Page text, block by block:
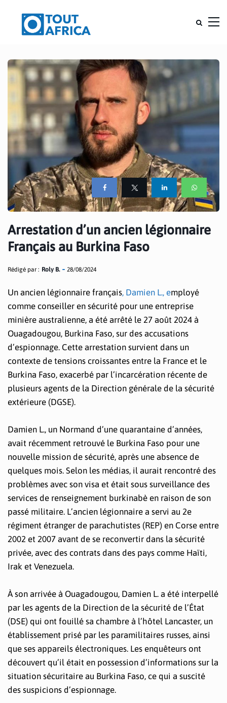
Arrestation d’un ancien légionnaire
Français au Burkina Faso
Rédigé par : Roly B. 28/08/2024
Un ancien légionnaire français, Damien L., employé
comme conseiller en sécurité pour une entreprise
minière australienne, a été arrêté le 27 août 2024 à
Ouagadougou, Burkina Faso, sur des accusations
d’espionnage. Cette arrestation survient dans un
contexte de tensions croissantes entre la France et le
Burkina Faso, exacerbé par l’incarcération récente de
plusieurs agents de la Direction générale de la sécurité
extérieure (DGSE).
Damien L., un Normand d’une quarantaine d’années,
avait récemment retrouvé le Burkina Faso pour une
nouvelle mission de sécurité, après une absence de
quelques mois. Selon les médias, il aurait rencontré des
problèmes avec son visa et était sous surveillance des
services de renseignement burkinabè en raison de son
passé militaire. L’ancien légionnaire a servi au 2e
régiment étranger de parachutistes (REP) en Corse entre
2002 et 2007 avant de se reconvertir dans la sécurité
privée, avec des contrats dans des pays comme Haïti,
Irak et Venezuela.
À son arrivée à Ouagadougou, Damien L. a été interpellé
par les agents de la Direction de la sécurité de l’État
(DSE) qui ont fouillé sa chambre à l’hôtel Lancaster, un
établissement prisé par les paramilitaires russes, ainsi
que ses appareils électroniques. Les enquêteurs ont
découvert qu’il était en possession d’informations sur la
situation sécuritaire au Burkina Faso, ce qui a suscité
des suspicions d’espionnage.